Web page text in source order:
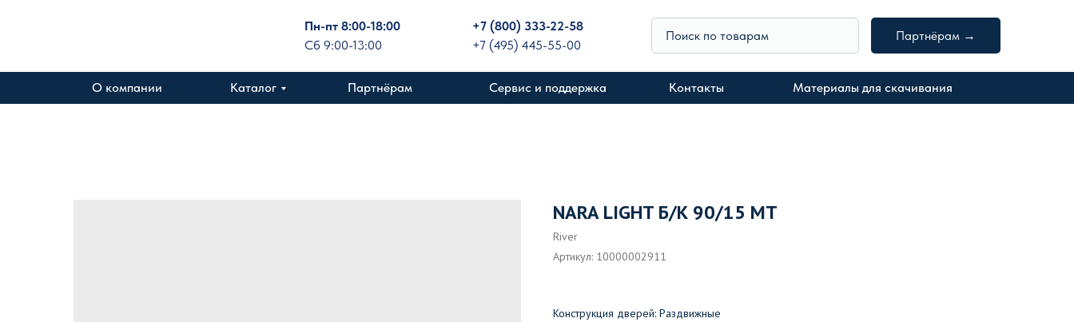
Партнёрам →
О компании Материалы для скачивания
Каталог Партнёрам Сервис и поддержка Контакты
Пн-пт 8:00-18:00
Сб 9:00-13:00
+7 (800) 333-22-58
+7 (495) 445-55-00
Поиск по товарам
NARA LIGHT Б/К 90/15 MT
River
Артикул: 10000002911
Конструкция дверей: Раздвижные